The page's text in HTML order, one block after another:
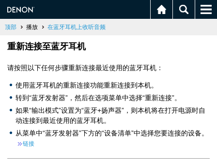
顶部 播放 在蓝牙耳机上收听音频
重新连接至蓝牙耳机
请按照以下任何步骤重新连接最近使用的蓝牙耳机：
使用蓝牙耳机的重新连接功能重新连接到本机。
转到“蓝牙发射器”，然后在选项菜单中选择“重新连接”。
如果“输出模式”设置为“蓝牙+扬声器”，则本机将在打开电源时自
动连接到最近使用的蓝牙耳机。
从菜单中“蓝牙发射器”下方的“设备清单”中选择您要连接的设备。
链接